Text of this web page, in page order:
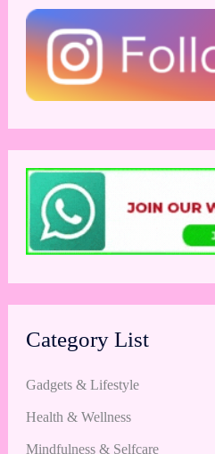
Category List
Gadgets & Lifestyle
Health & Wellness
Mindfulness & Selfcare